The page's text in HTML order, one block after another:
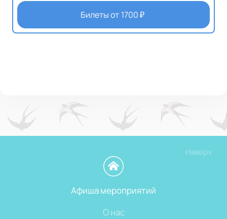
Билеты от 1700₽
Наверх
Афиша мероприятий
О нас